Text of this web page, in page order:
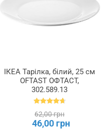
ІКЕА Тарілка, білий, 25 см
OFTAST ОФТАСТ,
302.589.13
62,00 грн
46,00 грн